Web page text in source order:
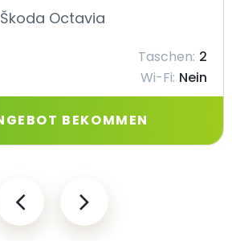
Škoda Octavia
Taschen: 2
Wi-Fi: Nein
BEKOMMEN